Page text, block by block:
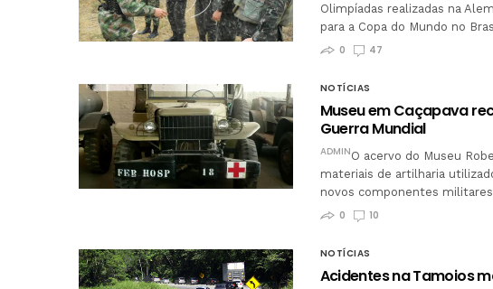
Olimpíadas realizadas na
para a Copa do Mundo no
0
47
NOTÍCIAS
Museu em Caçapava
Guerra Mundial
ADMINO acervo do Museu
materiais de artilharia
novos componentes
0
10
NOTÍCIAS
Acidentes na Tamoios